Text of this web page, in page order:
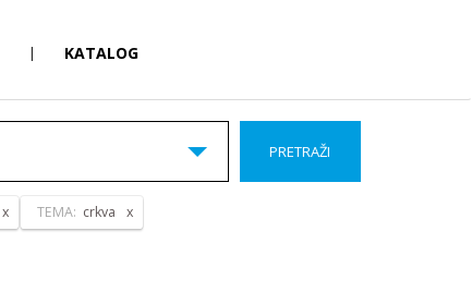
| KATALOG
PRETRAŽI
TEMA: crkva